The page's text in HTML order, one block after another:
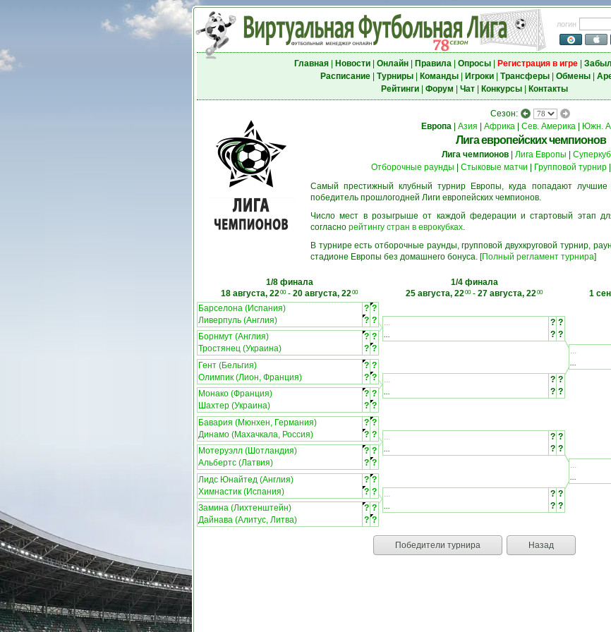
логин
Главная| Новости| Онлайн| Правила| Опросы| Регистрация в игре|
Расписание| Турниры| Команды| Игроки| Трансферы| Обмены|
Рейтинги| Форум Чат| Конкурсы| Контакты
Сезон:
Европа
Азия Африка Сев. Америка Южн.
Лига европейских чемпионов
Лига чемпионов Лига Европы
Отборочные раунды
Стыковые матчи Групповой турнир|
Самый престижный клубный турнир Европы, куда попадают
победитель прошлогодней Лиги европейских чемпионов.
Число мест в розыгрыше от каждой федерации и стартовый этап
согласно рейтингу стран в еврокубках.
В турнире есть отборочные раунды, групповой двухкруговой турнир,
стадионе Европы без домашнего бонуса. [Полный регламент турнира]
1/8 финала
18 августа, 2200- 20 августа, 2200
1/4 финала
25 августа, 2200- 27 августа, 2200
1
Барселона (Испания) ? ?
Ливерпуль (Англия)
? ?
Борнмут (Англия)
? ?
Тростянец (Украина)
? ?
... ? ?
...
? ?
...
...
Гент (Бельгия) ? ?
Олимпик (Лион, Франция)
? ?
Монако (Франция)
? ?
Шахтер (Украина)
? ?
... ? ?
...
? ?
Бавария (Мюнхен, Германия) ? ?
Динамо (Махачкала, Россия)
? ?
Мотеруэлл (Шотландия)
? ?
Альбертс (Латвия)
? ?
... ? ?
...
? ?
...
...
Лидс Юнайтед (Англия) ? ?
Химнастик (Испания)
? ?
Замина (Лихтенштейн)
? ?
Дайнава (Алитус, Литва)
? ?
... ? ?
...
? ?
Победители турнира Назад